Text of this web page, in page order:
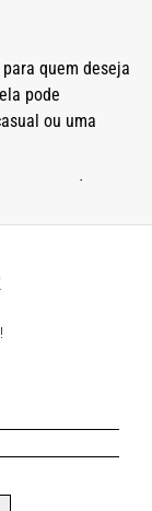
quem deseja
pode
ou uma
atendem aos
e estilos.